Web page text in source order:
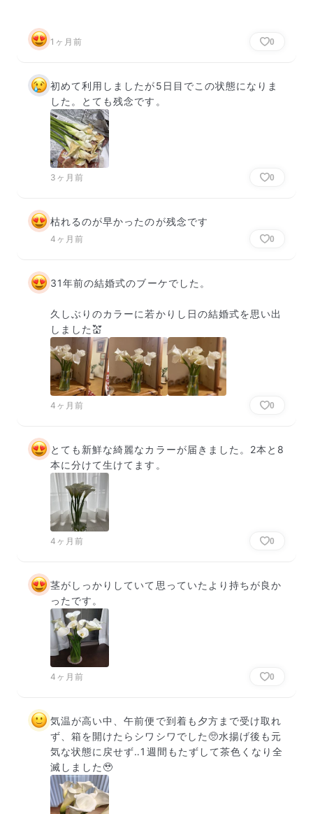
1ヶ月前 0
初めて利用しましたが5日目でこの状態になりま
した。とても残念です。
3ヶ月前 0
枯れるのが早かったのが残念です
4ヶ月前 0
31年前の結婚式のブーケでした。
久しぶりのカラーに若かりし日の結婚式を思い出
しました💒
4ヶ月前 0
とても新鮮な綺麗なカラーが届きました。2本と8
本に分けて生けてます。
4ヶ月前 0
茎がしっかりしていて思っていたより持ちが良か
ったです。
4ヶ月前 0
気温が高い中、午前便で到着も夕方まで受け取れ
ず、箱を開けたらシワシワでした🥺水揚げ後も元
気な状態に戻せず‥1週間もたずして茶色くなり全
滅しました🥹